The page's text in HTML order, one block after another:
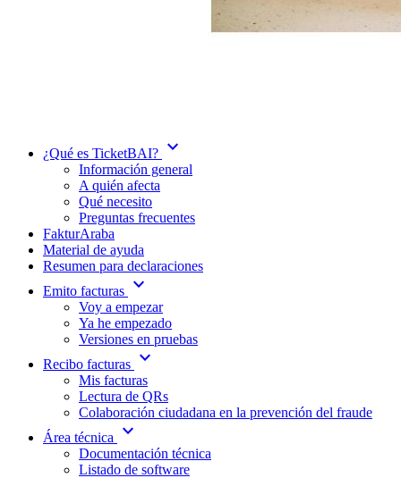
¿Qué es TicketBAI? expand_more
Información general
A quién afecta
Qué necesito
Preguntas frecuentes
FakturAraba
Material de ayuda
Resumen para declaraciones
Emito facturas expand_more
Voy a empezar
Ya he empezado
Versiones en pruebas
Recibo facturas expand_more
Mis facturas
Lectura de QRs
Colaboración ciudadana en la prevención del fraude
Área técnica
expand_more
Documentación técnica
Listado de software